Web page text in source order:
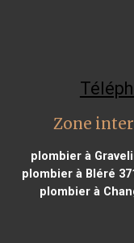
Zone
plombier à
plombier à Bléré
plombier à